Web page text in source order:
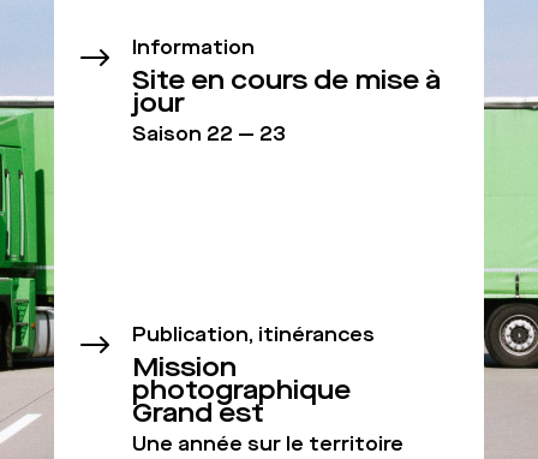
$ Information
Site en cours de mise à
jour
Saison 22 — 23
$ Publication, itinérances
Mission
photographique
Grand est
Une année sur le territoire